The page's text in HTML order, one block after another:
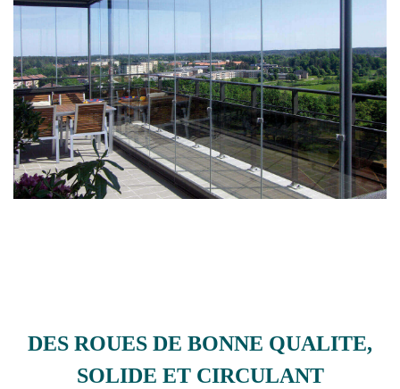
DES ROUES DE BONNE QUALITE,
SOLIDE ET CIRCULANT